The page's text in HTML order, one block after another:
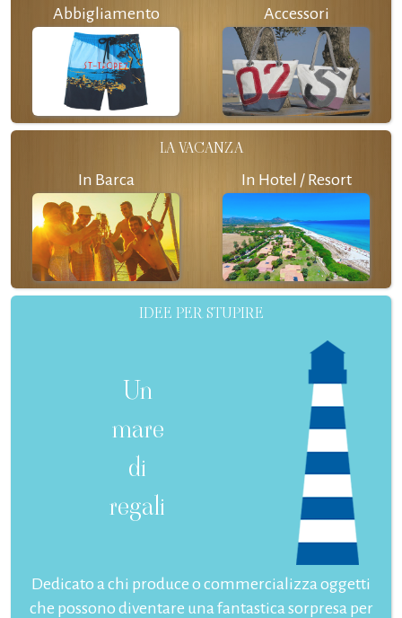
Abbigliamento Accessori
LA VACANZA
In Barca In Hotel / Resort
IDEE PER STUPIRE
Un
mare
di
regali
Dedicato a chi produce o commercializza oggetti
che possono diventare una fantastica sorpresa per